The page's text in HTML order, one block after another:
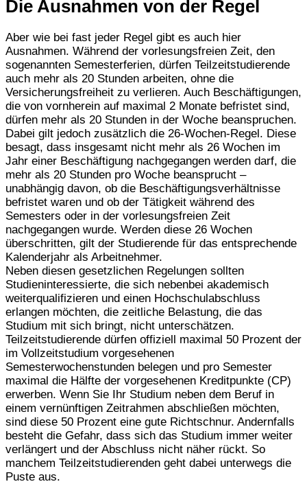
Die Ausnahmen von der Regel
Aber wie bei fast jeder Regel gibt es auch hier
Ausnahmen. Während der vorlesungsfreien Zeit, den
sogenannten Semesterferien, dürfen Teilzeitstudierende
auch mehr als 20 Stunden arbeiten, ohne die
Versicherungsfreiheit zu verlieren. Auch Beschäftigungen,
die von vornherein auf maximal 2 Monate befristet sind,
dürfen mehr als 20 Stunden in der Woche beanspruchen.
Dabei gilt jedoch zusätzlich die 26-Wochen-Regel. Diese
besagt, dass insgesamt nicht mehr als 26 Wochen im
Jahr einer Beschäftigung nachgegangen werden darf, die
mehr als 20 Stunden pro Woche beansprucht –
unabhängig davon, ob die Beschäftigungsverhältnisse
befristet waren und ob der Tätigkeit während des
Semesters oder in der vorlesungsfreien Zeit
nachgegangen wurde. Werden diese 26 Wochen
überschritten, gilt der Studierende für das entsprechende
Kalenderjahr als Arbeitnehmer.
Neben diesen gesetzlichen Regelungen sollten
Studieninteressierte, die sich nebenbei akademisch
weiterqualifizieren und einen Hochschulabschluss
erlangen möchten, die zeitliche Belastung, die das
Studium mit sich bringt, nicht unterschätzen.
Teilzeitstudierende dürfen offiziell maximal 50 Prozent der
im Vollzeitstudium vorgesehenen
Semesterwochenstunden belegen und pro Semester
maximal die Hälfte der vorgesehenen Kreditpunkte (CP)
erwerben. Wenn Sie Ihr Studium neben dem Beruf in
einem vernünftigen Zeitrahmen abschließen möchten,
sind diese 50 Prozent eine gute Richtschnur. Andernfalls
besteht die Gefahr, dass sich das Studium immer weiter
verlängert und der Abschluss nicht näher rückt. So
manchem Teilzeitstudierenden geht dabei unterwegs die
Puste aus.